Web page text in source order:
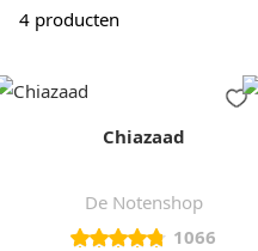
4 producten
Chiazaad
De Notenshop
1066